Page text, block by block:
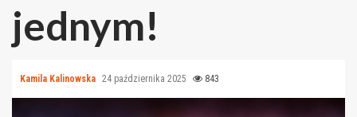
jednym!
Kamila Kalinowska 24 października 2025 843